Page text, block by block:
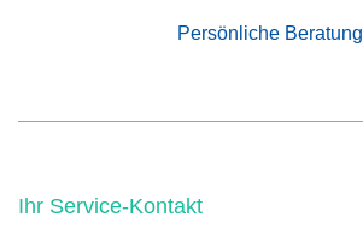
Persönliche Beratung
Ihr Service-Kontakt